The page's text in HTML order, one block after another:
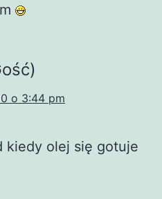
o 3:44 pm
kiedy olej się gotuje